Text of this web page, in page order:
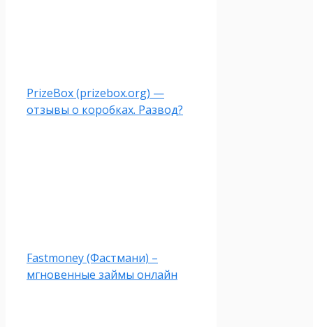
PrizeBox (prizebox.org) —
отзывы о коробках. Развод?
Fastmoney (Фастмани) –
мгновенные займы онлайн